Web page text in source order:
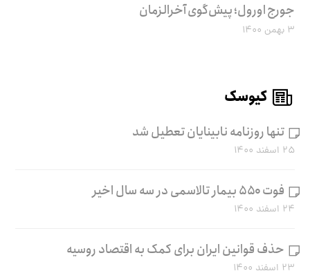
جورج اورول؛ پیش‌گوی آخرالزمان
۳ بهمن ۱۴۰۰
کیوسک
تنها روزنامه نابینایان تعطیل شد
۲۵ اسفند ۱۴۰۰
فوت ۵۵۰ بیمار تالاسمی در سه سال اخیر
۲۴ اسفند ۱۴۰۰
حذف قوانین ایران برای کمک به اقتصاد روسیه
۲۳ اسفند ۱۴۰۰